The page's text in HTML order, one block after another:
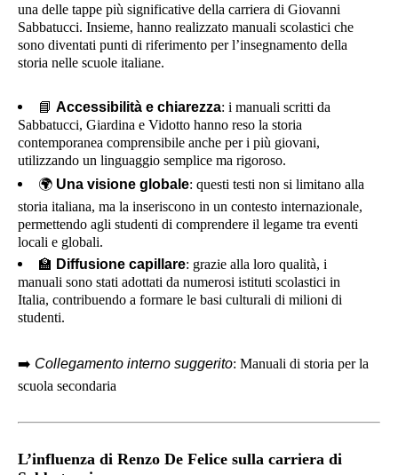
una delle tappe più significative della carriera di Giovanni
Sabbatucci. Insieme, hanno realizzato manuali scolastici che
sono diventati punti di riferimento per l’insegnamento della
storia nelle scuole italiane.
📘 Accessibilità e chiarezza: i manuali scritti da
Sabbatucci, Giardina e Vidotto hanno reso la storia
contemporanea comprensibile anche per i più giovani,
utilizzando un linguaggio semplice ma rigoroso.
🌍 Una visione globale: questi testi non si limitano alla
storia italiana, ma la inseriscono in un contesto internazionale,
permettendo agli studenti di comprendere il legame tra eventi
locali e globali.
🏫 Diffusione capillare: grazie alla loro qualità, i
manuali sono stati adottati da numerosi istituti scolastici in
Italia, contribuendo a formare le basi culturali di milioni di
studenti.
➡️ Collegamento interno suggerito: Manuali di storia per la
scuola secondaria
L’influenza di Renzo De Felice sulla carriera di